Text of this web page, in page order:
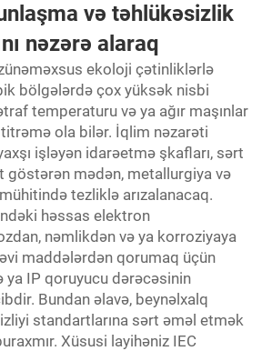
və təhlükəsizlik
nəzərə alaraq
ekoloji çətinliklərlə
bölgələrdə çox yüksək nisbi
temperaturu və ya ağır maşınlar
ola bilər. İqlim nəzarəti
işləyən idarəetmə şkafları, sərt
göstərən mədən, metallurgiya və
tezliklə arızalanacaq.
həssas elektron
nəmlikdən və ya korroziyaya
maddələrdən qorumaq üçün
ya IP qoruyucu dərəcəsinin
Bundan əlavə, beynəlxalq
standartlarına sərt əməl etmək
Xüsusi layihəniz IEC